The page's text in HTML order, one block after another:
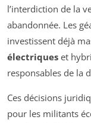
l’interdiction de la
abandonnée. Les
investissent déjà
électriques et
responsables de la
Ces décisions
pour les militants